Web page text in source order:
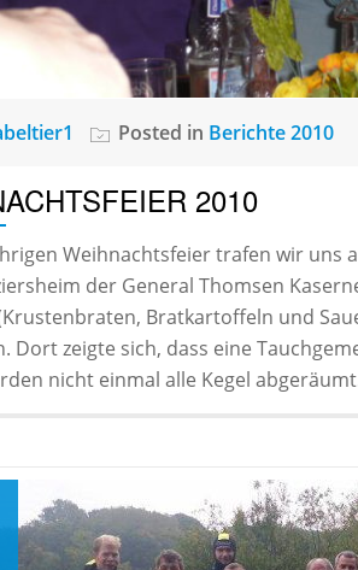
Posted in Berichte 2010
2010
Weihnachtsfeier trafen wir uns
der General Thomsen
Bratkartoffeln und
Dort zeigte sich, dass eine
nicht einmal alle Kegel